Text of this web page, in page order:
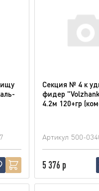
Секция № 4 к
фидер
4.2м 120+гр
Артикул 500-
5 376 р